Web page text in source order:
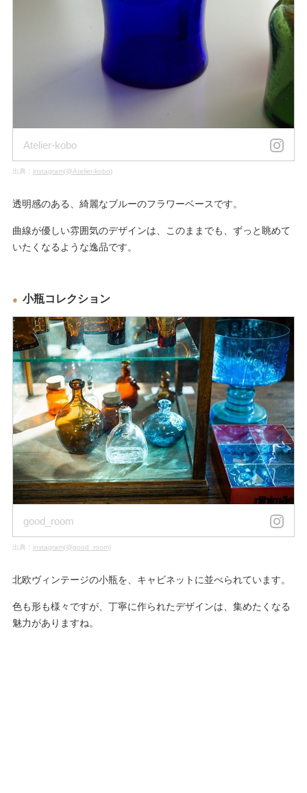
Atelier-kobo
出典： instagram(@Atelier-kobo)
透明感のある、綺麗なブルーのフラワーベースです。
曲線が優しい雰囲気のデザインは、このままでも、ずっと眺めて
いたくなるような逸品です。
小瓶コレクション
good_room
出典： instagram(@good_room)
北欧ヴィンテージの小瓶を、キャビネットに並べられています。
色も形も様々ですが、丁寧に作られたデザインは、集めたくなる
魅力がありますね。